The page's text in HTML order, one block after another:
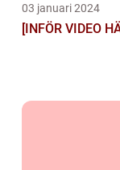
03 januari 2024
[INFÖR VIDEO